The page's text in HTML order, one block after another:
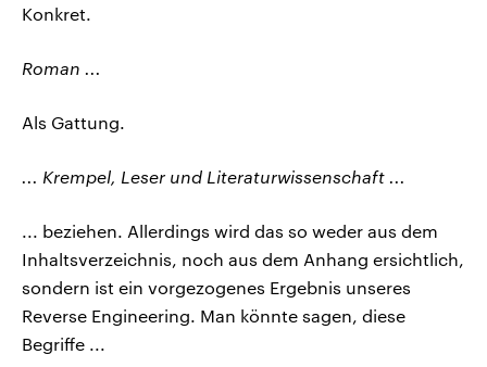
Konkret.
Roman ...
Als Gattung.
... Krempel, Leser und Literaturwissenschaft ...
... beziehen. Allerdings wird das so weder aus dem
Inhaltsverzeichnis, noch aus dem Anhang ersichtlich,
sondern ist ein vorgezogenes Ergebnis unseres
Reverse Engineering. Man könnte sagen, diese
Begriffe ...